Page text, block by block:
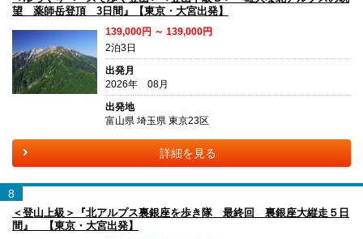
望 薬師岳登頂 3日間』【東京・大宮出発】
139,000円 ～ 139,000円
2泊3日
出発月
2026年 08月
出発地
富山県 埼玉県 東京23区
詳細を見る
8
＜登山上級＞『北アルプス裏銀座を歩き隊 最終回 裏銀座大縦走５日
間』 【東京・大宮出発】